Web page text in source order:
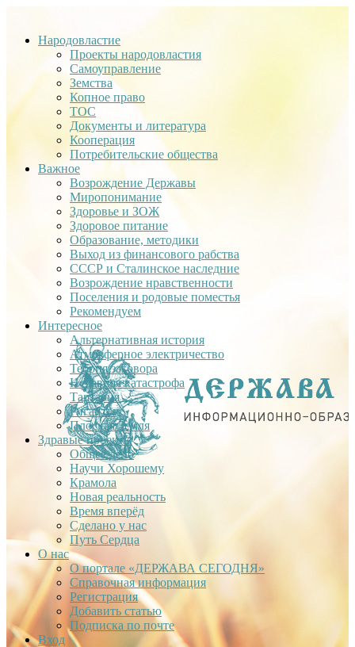
Народовластие
Проекты народовластия
Самоуправление
Земства
Копное право
ТОС
Документы и литература
Кооперация
Потребительские общества
Важное
Возрождение Державы
Миропонимание
Здоровье и ЗОЖ
Здоровое питание
Образование, методики
Выход из финансового рабства
СССР и Сталинское наследние
Возрождение нравственности
Поселения и родовые поместья
Рекомендуем
Интересное
Альтернативная история
Атмосферное электричество
Теория заговора
Недавняя катастрофа
Тартария
Гиганты
Плоская Земля
Здравые проекты
Общее дело
Научи Хорошему
Крамола
Новая реальность
Время вперёд
Сделано у нас
Путь Сердца
О нас
О портале «ДЕРЖАВА СЕГОДНЯ»
Справочная информация
Регистрация
Добавить статью
Подписка по почте
Вход